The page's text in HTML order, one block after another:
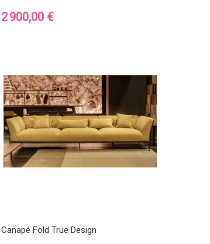
Prix
2 900,00 €
Canapé Fold True Design